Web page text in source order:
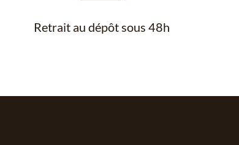
Retrait au dépôt sous 48h